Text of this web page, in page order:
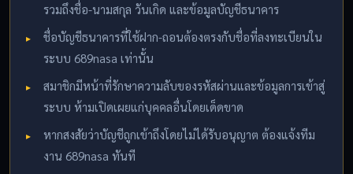
รวมถึงชื่อ-นามสกุล วันเกิด และข้อมูลบัญชีธนาคาร
ชื่อบัญชีธนาคารที่ใช้ฝาก-ถอนต้องตรงกับชื่อที่ลงทะเบียนใน
ระบบ 689nasa เท่านั้น
สมาชิกมีหน้าที่รักษาความลับของรหัสผ่านและข้อมูลการเข้าสู่
ระบบ ห้ามเปิดเผยแก่บุคคลอื่นโดยเด็ดขาด
หากสงสัยว่าบัญชีถูกเข้าถึงโดยไม่ได้รับอนุญาต ต้องแจ้งทีม
งาน 689nasa ทันที